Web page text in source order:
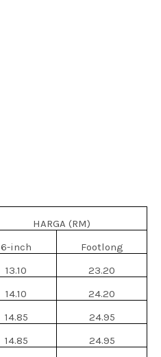
HARGA (RM)
6-inch
Footlong
13.10
23.20
14.10
24.20
14.85
24.95
14.85
24.95